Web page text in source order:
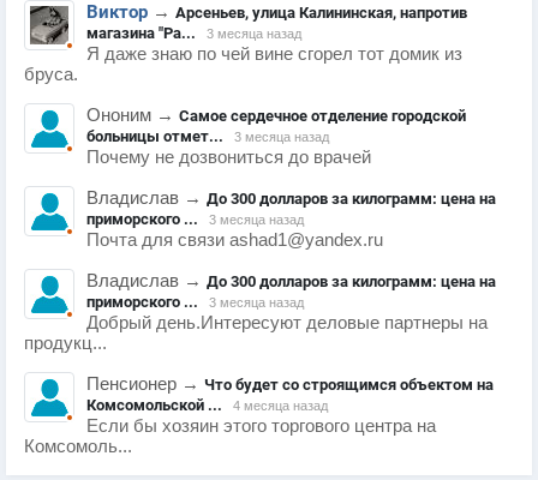
Виктор → Арсеньев, улица Калининская, напротив
магазина "Ра...
3 месяца назад
Я даже знаю по чей вине сгорел тот домик из
бруса.
Ононим → Самое сердечное отделение городской
больницы отмет...
3 месяца назад
Почему не дозвониться до врачей
Владислав → До 300 долларов за килограмм: цена на
приморского ...
3 месяца назад
Почта для связи ashad1@yandex.ru
Владислав → До 300 долларов за килограмм: цена на
приморского ...
3 месяца назад
Добрый день.Интересуют деловые партнеры на
продукц...
Пенсионер → Что будет со строящимся объектом на
Комсомольской ...
4 месяца назад
Если бы хозяин этого торгового центра на
Комсомоль...